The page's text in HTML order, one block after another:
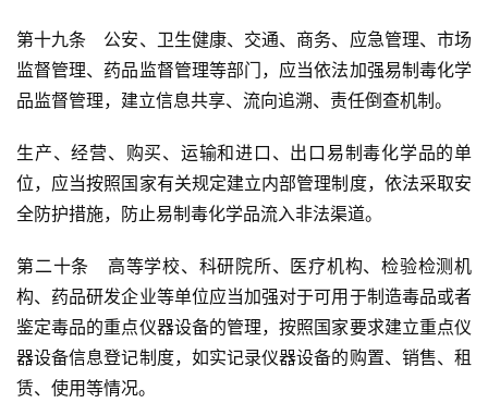
第十九条　公安、卫生健康、交通、商务、应急管理、市场
监督管理、药品监督管理等部门，应当依法加强易制毒化学
品监督管理，建立信息共享、流向追溯、责任倒查机制。
生产、经营、购买、运输和进口、出口易制毒化学品的单
位，应当按照国家有关规定建立内部管理制度，依法采取安
全防护措施，防止易制毒化学品流入非法渠道。
第二十条　高等学校、科研院所、医疗机构、检验检测机
构、药品研发企业等单位应当加强对于可用于制造毒品或者
鉴定毒品的重点仪器设备的管理，按照国家要求建立重点仪
器设备信息登记制度，如实记录仪器设备的购置、销售、租
赁、使用等情况。